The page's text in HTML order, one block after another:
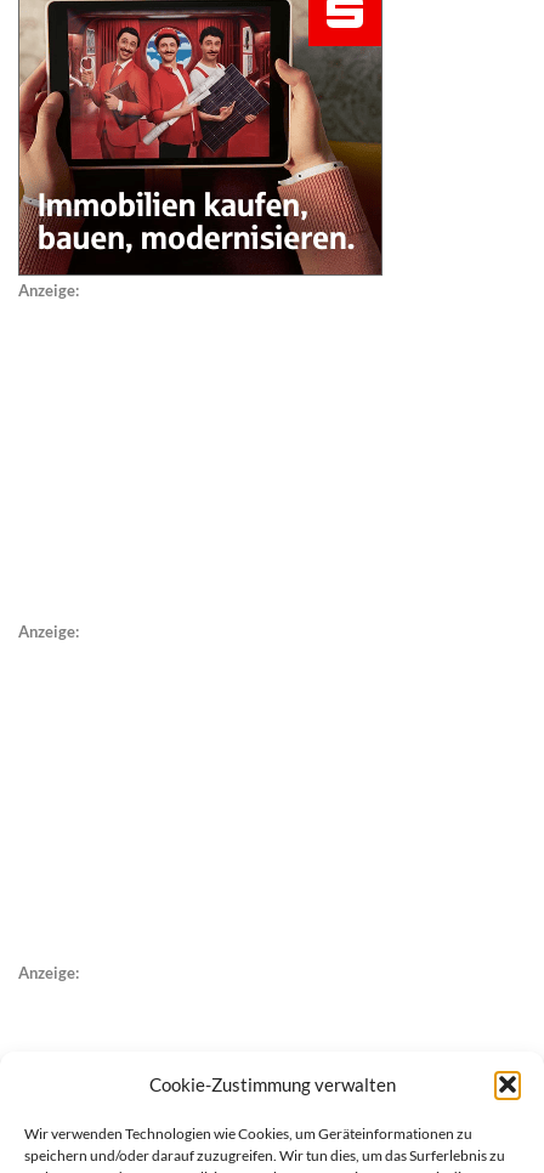
Cookie-Zustimmung verwalten
Wir verwenden Technologien wie Cookies, um Geräteinformationen zu
speichern und/oder darauf zuzugreifen. Wir tun dies, um das Surferlebnis zu
Anzeige:
Anzeige:
Anzeige: